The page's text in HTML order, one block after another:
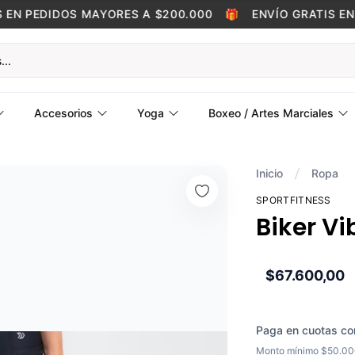
PEDIDOS MAYORES A $200.000 🎁 ENVÍO GRATIS EN
Accesorios Yoga Boxeo / Artes Marciales
Inicio Ropa
SPORTFITNESS
Biker
$67.600,00
Paga en cuotas
Monto mínimo